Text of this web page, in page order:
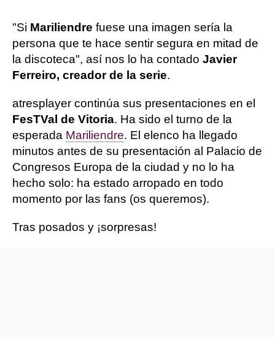
"Si Mariliendre fuese una imagen sería la
persona que te hace sentir segura en mitad de
la discoteca", así nos lo ha contado Javier
Ferreiro, creador de la serie.
atresplayer continúa sus presentaciones en el
FesTVal de Vitoria. Ha sido el turno de la
esperada Mariliendre. El elenco ha llegado
minutos antes de su presentación al Palacio de
Congresos Europa de la ciudad y no lo ha
hecho solo: ha estado arropado en todo
momento por las fans (os queremos).
Tras posados y ¡sorpresas!